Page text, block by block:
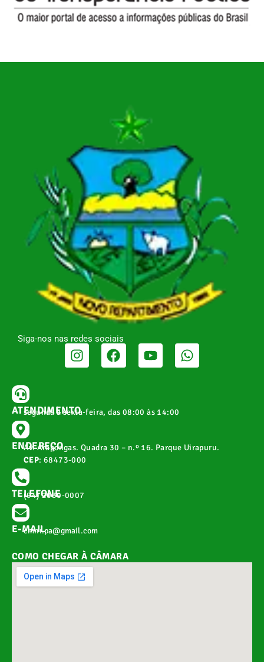
Siga-nos nas redes sociais
ATENDIMENTO
segunda a sexta-feira, das 08:00 às 14:00
ENDEREÇO
Av. Arapongas. Quadra 30 – n.º 16. Parque Uirapuru.
CEP: 68473-000
TELEFONE
(94) 2030-0007
E-MAIL
cmnr.pa@gmail.com
COMO CHEGAR À CÂMARA